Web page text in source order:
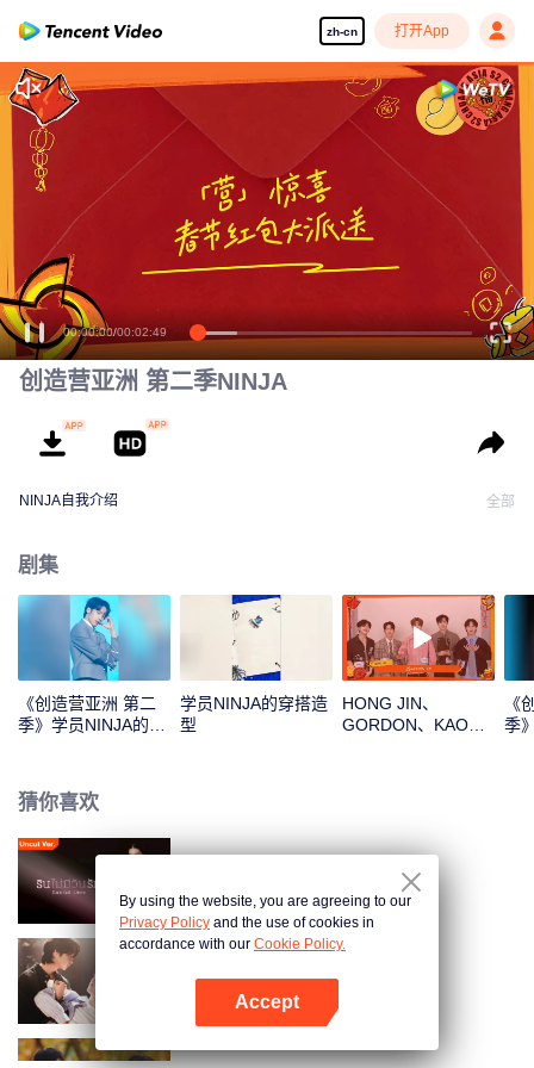
zh-cn 打开App
创造营亚洲 第二季NINJA
NINJA自我介绍 全部
剧集
《创造营亚洲 第二
季》学员NINJA的主
学员NINJA的穿搭造
型
HONG JIN、
GORDON、KAO、
《
季
猜你喜欢
我在梦里见过你
By using the website, you are agreeing to our
Privacy Policy and the use of cookies in
accordance with our Cookie Policy.
Accept